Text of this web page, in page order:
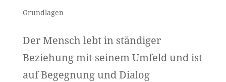
Grundlagen
Der Mensch lebt in ständiger
Beziehung mit seinem Umfeld und ist
auf Begegnung und Dialog